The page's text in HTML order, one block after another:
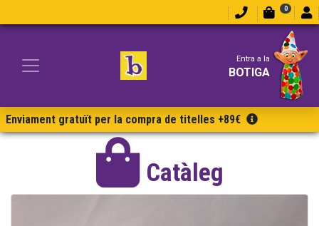
0
Entra a la
BOTIGA
Enviament gratuït per la compra de titelles +89€
Catàleg